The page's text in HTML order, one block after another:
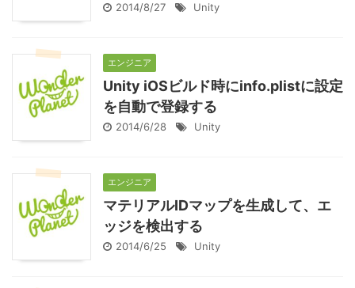
2014/8/27 Unity
エンジニア
Unity iOSビルド時にinfo.plistに設定
を自動で登録する
2014/6/28 Unity
エンジニア
マテリアルIDマップを生成して、エ
ッジを検出する
2014/6/25 Unity